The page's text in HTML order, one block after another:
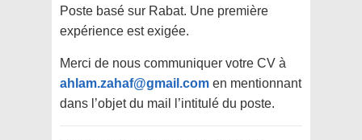
Poste basé sur Rabat. Une première
expérience est exigée.
Merci de nous communiquer votre CV à
ahlam.zahaf@gmail.com en mentionnant
dans l’objet du mail l’intitulé du poste.